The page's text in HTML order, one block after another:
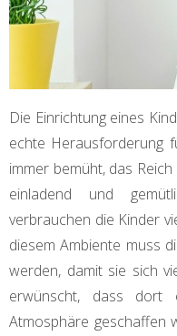
Die Einrichtung eines
echte Herausforderung
immer bemüht, das
einladend und
verbrauchen die Kinder
diesem Ambiente muss
werden, damit sie sich
erwünscht, dass dort
Atmosphäre geschaffen